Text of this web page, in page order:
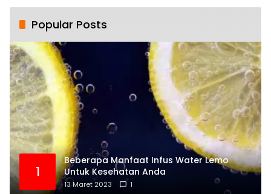
Popular Posts
1
Beberapa Manfaat Infus Water Lemo
Untuk Kesehatan Anda
13 Maret 2023 1